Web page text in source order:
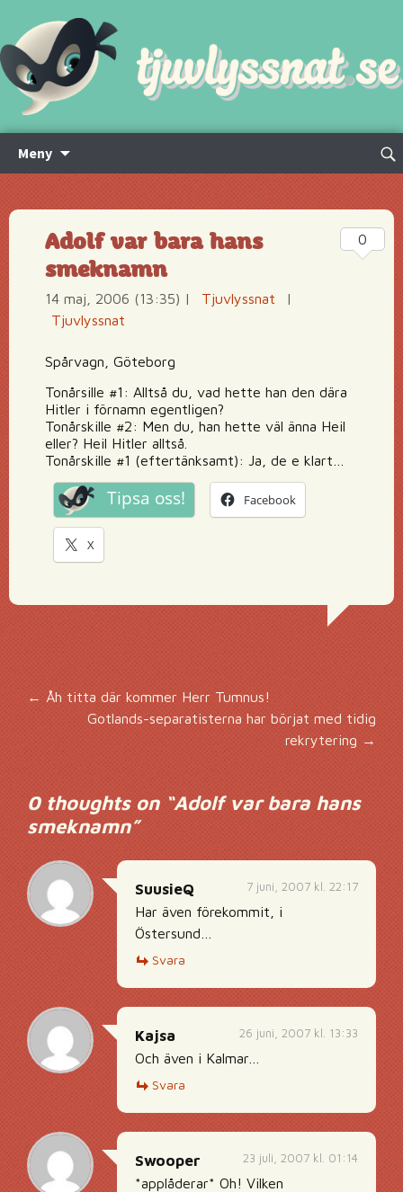
Meny
innehåll
Sök
Adolf var bara hans
smeknamn
14 maj, 2006 (13:35) | Tjuvlyssnat
|
Tjuvlyssnat
Spårvagn, Göteborg
Tonårsille #1: Alltså du, vad hette han den dära
Hitler i förnamn egentligen?
Tonårskille #2: Men du, han hette väl änna Heil
eller? Heil Hitler alltså.
Tonårskille #1 (eftertänksamt): Ja, de e klart…
Tipsa oss! Facebook
X
0
Inläggsnavigering
←Åh titta där kommer Herr Tumnus!
Gotlands-separatisterna har börjat med tidig
rekrytering →
0 thoughts on “Adolf var bara hans
smeknamn”
7 juni, 2007 kl. 22:17
SuusieQ
Har även förekommit, i
Östersund…
Svara
26 juni, 2007 kl. 13:33
Kajsa
Och även i Kalmar…
Svara
23 juli, 2007 kl. 01:14
Swooper
*applåderar* Oh! Vilken